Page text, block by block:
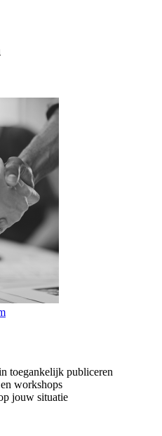
toegankelijk publiceren
workshops
jouw situatie